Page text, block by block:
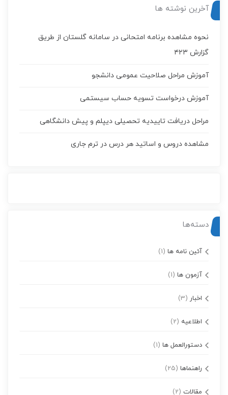
آخرین نوشته ها
نحوه مشاهده برنامه امتحانی در سامانه گلستان از طریق
گزارش ۴۲۳
آموزش مراحل صلاحیت عمومی دانشجو
آموزش درخواست تسويه حساب سيستمی
مراحل دریافت تاییدیه تحصیلی دیپلم و پیش دانشگاهی
مشاهده دروس و اساتید هر درس در ترم جاری
دسته‌ها
آئین نامه ها(1)
آزمون ها(1)
اخبار (3)
اطلاعیه (2)
دستورالعمل ها(1)
راهنماها(25)
مقالات (2)